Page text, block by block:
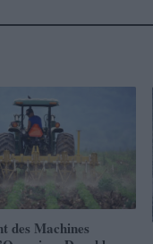
des Machines